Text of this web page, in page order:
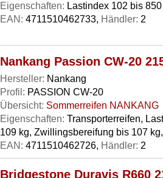
Eigenschaften: Lastindex 102 bis
EAN: 4711510462733, Händler: 2
Nankang Passion CW-20
Hersteller: Nankang
Profil: PASSION CW-20
Übersicht: Sommerreifen NANKANG
Eigenschaften: Transporterreifen,
109 kg, Zwillingsbereifung bis 107
EAN: 4711510462726, Händler: 2
Bridgestone Duravis R660